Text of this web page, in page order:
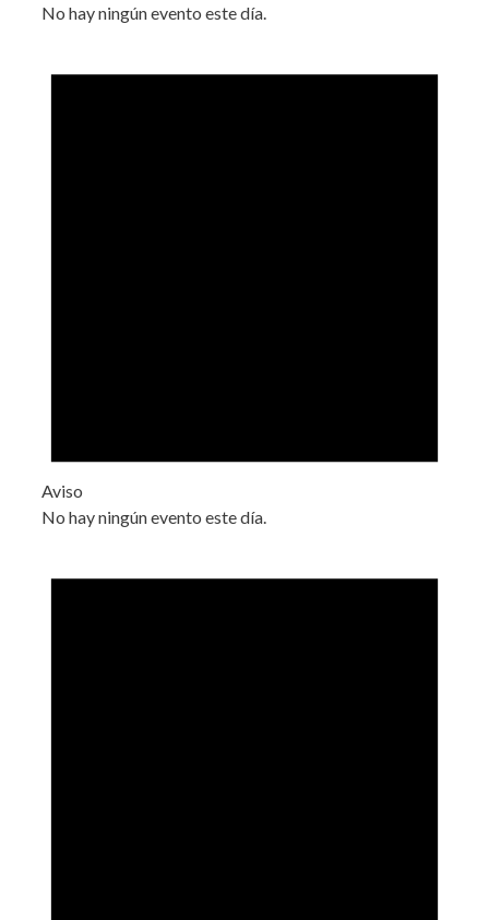
No hay ningún evento este día.
Aviso
No hay ningún evento este día.